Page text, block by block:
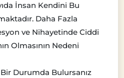
İnsan Kendini Bu
Daha Fazla
ve Nihayetinde Ciddi
Olmasının Nedeni
Durumda Bulursanız